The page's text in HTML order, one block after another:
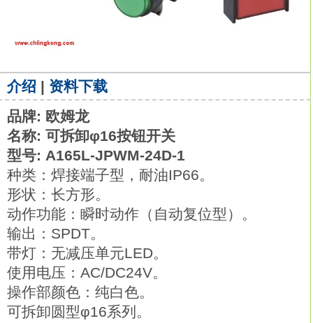
介绍 | 资料下载
品牌: 欧姆龙
名称: 可拆卸φ16按钮开关
型号: A165L-JPWM-24D-1
种类：焊接端子型，耐油IP66。
形状：长方形。
动作功能：瞬时动作（自动复位型）。
输出：SPDT。
带灯：无减压单元LED。
使用电压：AC/DC24V。
操作部颜色：纯白色。
可拆卸圆型φ16系列。